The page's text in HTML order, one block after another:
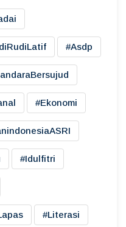
#asdp
#ekonomi
#idulfitri
#literasi